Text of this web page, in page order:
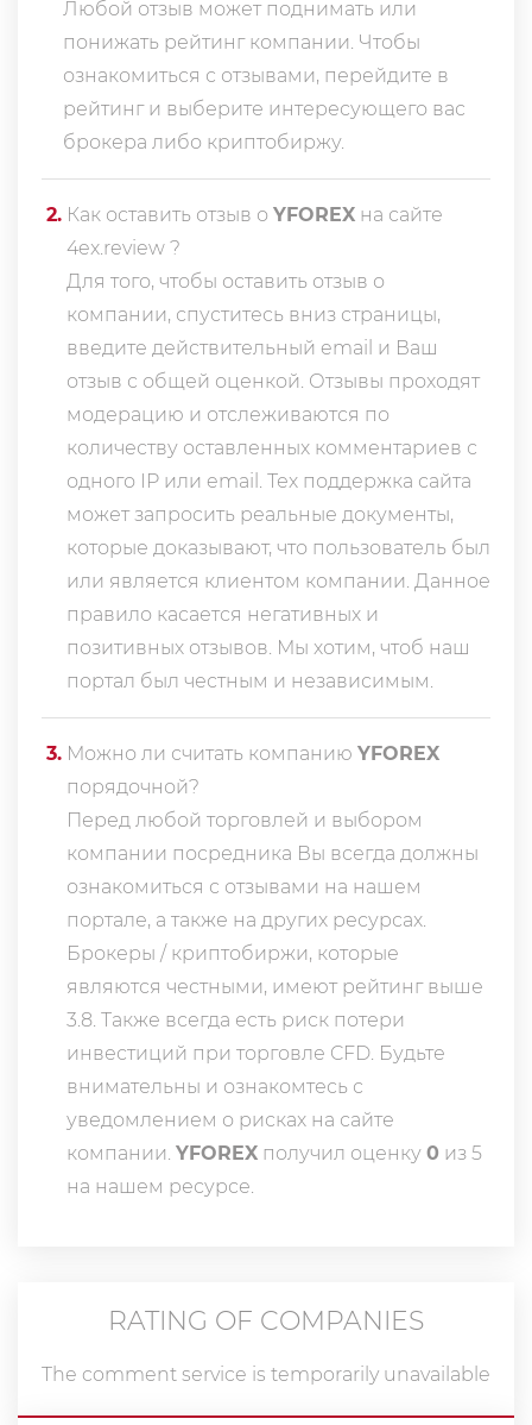
Любой отзыв может поднимать или
понижать рейтинг компании. Чтобы
ознакомиться с отзывами, перейдите в
рейтинг и выберите интересующего вас
брокера либо криптобиржу.
2. Как оставить отзыв о YFOREX на сайте
4ex.review ?
Для того, чтобы оставить отзыв о
компании, спуститесь вниз страницы,
введите действительный email и Ваш
отзыв с общей оценкой. Отзывы проходят
модерацию и отслеживаются по
количеству оставленных комментариев с
одного IP или email. Тех поддержка сайта
может запросить реальные документы,
которые доказывают, что пользователь был
или является клиентом компании. Данное
правило касается негативных и
позитивных отзывов. Мы хотим, чтоб наш
портал был честным и независимым.
3. Можно ли считать компанию YFOREX
порядочной?
Перед любой торговлей и выбором
компании посредника Вы всегда должны
ознакомиться с отзывами на нашем
портале, а также на других ресурсах.
Брокеры / криптобиржи, которые
являются честными, имеют рейтинг выше
3.8. Также всегда еcть риск потери
инвестиций при торговле CFD. Будьте
внимательны и ознакомтесь с
уведомлением о рисках на сайте
компании. YFOREX получил оценку 0 из 5
на нашем ресурсе.
RATING OF COMPANIES
The comment service is temporarily unavailable